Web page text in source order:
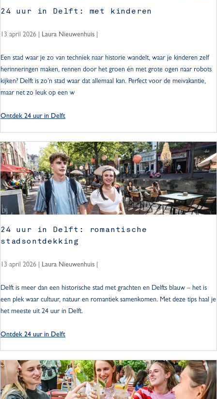
24 uur in Delft: met kinderen
13 april 2026 Laura Nieuwenhuis
2
4
u
u
i
D
e
l
f
t
:
m
t
k
n
e
r
e
Een stad waar je zo van techniek naar historie wandelt, waar je kinderen zelf
herinneringen maken, rennen door het groen én met grote ogen naar robots
kijken? Delft is zo’n stad waar dat allemaal kan. Perfect voor de meivakantie,
maar net zo leuk op een w
Ontdek 24 uur in Delft
24 uur in Delft: romantische
stadsontdekking
13 april 2026 Laura Nieuwenhuis
2
4
u
r
n
D
l
Delft is meer dan een historische stad met grachten en Delfts blauw – het is
een plek waar cultuur, natuur en romantiek samenkomen. Met deze tips haal je
het meeste uit 24 uur in Delft.
Ontdek 24 uur in Delft